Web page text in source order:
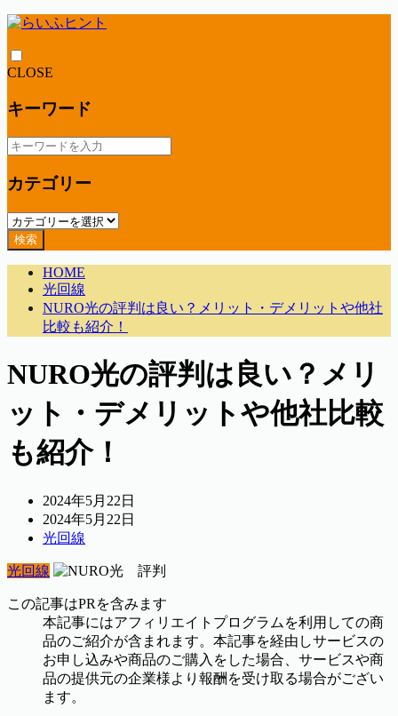
CLOSE
キーワード
カテゴリー
検索
HOME
光回線
NURO光の評判は良い？メリット・デメリットや他社
比較も紹介！
NURO光の評判は良い？メリ
ット・デメリットや他社比較
も紹介！
2024年5月22日
2024年5月22日
光回線
光回線
この記事はPRを含みます
本記事にはアフィリエイトプログラムを利用しての商
品のご紹介が含まれます。本記事を経由しサービスの
お申し込みや商品のご購入をした場合、サービスや商
品の提供元の企業様より報酬を受け取る場合がござい
ます。